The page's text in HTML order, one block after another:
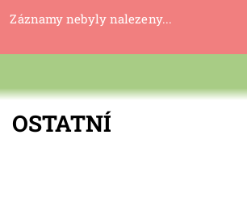
OSTATNÍ
Záznamy nebyly nalezeny...